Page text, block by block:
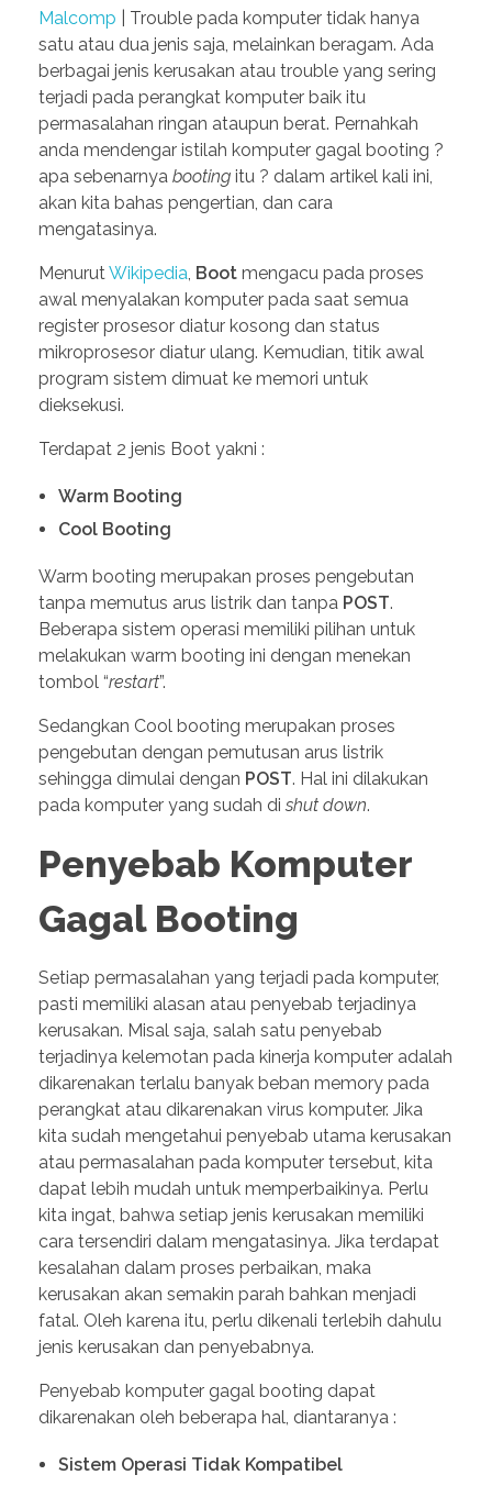
Malcomp
| Trouble pada komputer tidak hanya
satu atau dua jenis saja, melainkan beragam. Ada
berbagai jenis kerusakan atau trouble yang sering
terjadi pada perangkat komputer baik itu
permasalahan ringan ataupun berat. Pernahkah
anda mendengar istilah komputer gagal booting ?
apa sebenarnya booting itu ? dalam artikel kali ini,
akan kita bahas pengertian, dan cara
mengatasinya.
Menurut Wikipedia Boot mengacu pada proses
awal menyalakan komputer pada saat semua
register prosesor diatur kosong dan status
mikroprosesor diatur ulang. Kemudian, titik awal
program sistem dimuat ke memori untuk
dieksekusi.
Terdapat 2 jenis Boot yakni :
Warm Booting
Cool Booting
Warm booting merupakan proses pengebutan
tanpa memutus arus listrik dan tanpa POST.
Beberapa sistem operasi memiliki pilihan untuk
melakukan warm booting ini dengan menekan
tombol “restart”.
Sedangkan Cool booting merupakan proses
pengebutan dengan pemutusan arus listrik
sehingga dimulai dengan POST. Hal ini dilakukan
pada komputer yang sudah di shut down.
Penyebab Komputer
Gagal Booting
Setiap permasalahan yang terjadi pada komputer,
pasti memiliki alasan atau penyebab terjadinya
kerusakan. Misal saja, salah satu penyebab
terjadinya kelemotan pada kinerja komputer adalah
dikarenakan terlalu banyak beban memory pada
perangkat atau dikarenakan virus komputer. Jika
kita sudah mengetahui penyebab utama kerusakan
atau permasalahan pada komputer tersebut, kita
dapat lebih mudah untuk memperbaikinya. Perlu
kita ingat, bahwa setiap jenis kerusakan memiliki
cara tersendiri dalam mengatasinya. Jika terdapat
kesalahan dalam proses perbaikan, maka
kerusakan akan semakin parah bahkan menjadi
fatal. Oleh karena itu, perlu dikenali terlebih dahulu
jenis kerusakan dan penyebabnya.
Penyebab komputer gagal booting dapat
dikarenakan oleh beberapa hal, diantaranya :
Sistem Operasi Tidak Kompatibel